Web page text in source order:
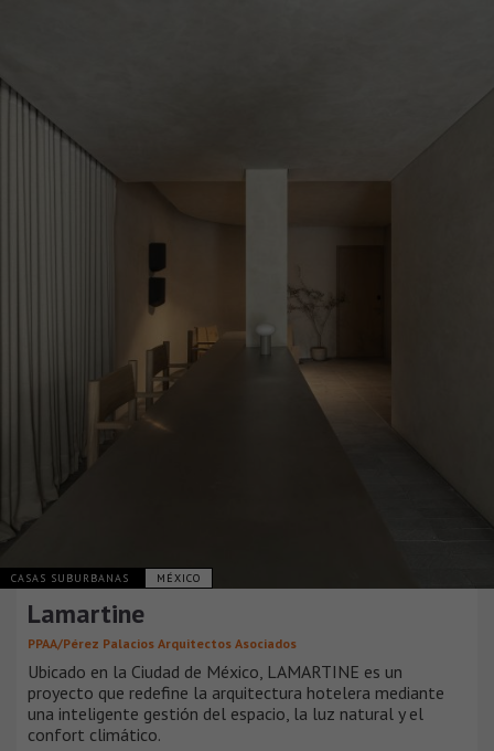
CASAS SUBURBANAS MÉXICO
Lamartine
PPAA/Pérez Palacios Arquitectos Asociados
Ubicado en la Ciudad de México, LAMARTINE es un
proyecto que redefine la arquitectura hotelera mediante
una inteligente gestión del espacio, la luz natural y el
confort climático.